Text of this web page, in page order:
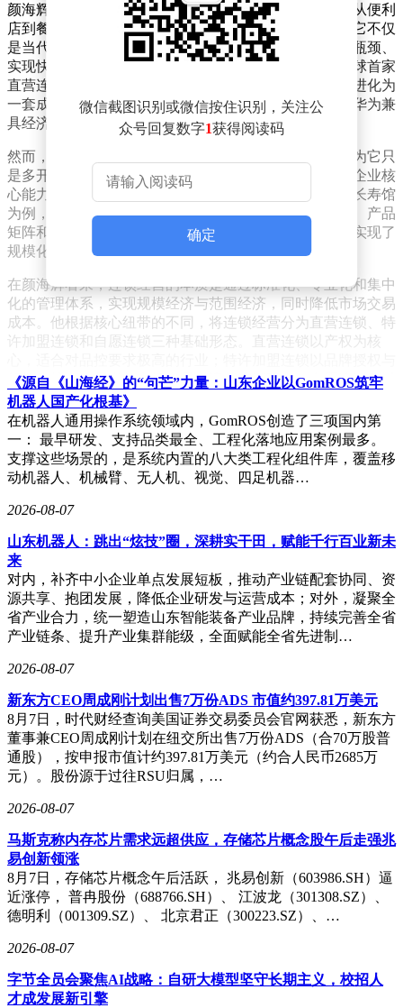
颜海辉指出，连锁经营已渗透到现代商业的各个角落，从便利
店到餐饮品牌，从健康服务馆到教育机构，无处不在。它不仅
是当代商业最具生命力的组织形态，更是企业突破发展瓶颈、
实现快速扩张和构建品牌壁垒的关键路径。自1859年全球首家
直营连锁体系诞生以来，连锁经营已从简单的门店扩张进化为
一套成熟的商业体系，其核心在于从单一盈利性组织升华为兼
具经济价值与社会价值的共生体。
然而，许多从业者对连锁经营的理解仍停留在表面，认为它只
是多开几家店而已。颜海辉强调，真正的连锁经营在于企业核
心能力的标准化输出与全链路资源的协同共生。以暨科长寿馆
为例，该品牌并未盲目复制门店，而是将健康管理体系、产品
矩阵和服务标准等核心资源同步复制到每个终端门店，实现了
规模化价值。
在颜海辉看来，连锁经营的本质是通过标准化、专业化和集中
化的管理体系，实现规模经济与范围经济，同时降低市场交易
成本。他根据核心纽带的不同，将连锁经营分为直营连锁、特
许加盟连锁和自愿连锁三种基础形态。直营连锁以产权为核
契约为核心，是当前市场上最主流的连锁形态；自愿连锁则以
共同利益为核心，多适用于区域中小零售主体的抱团发展。
颜海辉还提出了连锁经营的五层进阶理论，认为连锁经营的发
展是一个螺旋上升的层级进化过程。从交易协同层到运营管控
层，再到生态共生层、数据智能层，最终达到价值共同体层，
每一层都以前一层的能力为基础。他特别指出，生态共生层和
数据智能层是连锁经营实现长效发展的关键支撑，前者通过构
化运营。
在连锁经营的落地过程中，颜海辉强调标准化体系的重要性。
他认为，无论连锁经营进化到哪个层级，标准化都是不变的核
心支撑。他提出了一套由运营流程、训练复制和督导执行三大
闭环组成的连锁标准化体系，确保连锁体系能够实现规模化复
完善供应链体系，这是连锁扩张的前提和核心竞争力之一。
面对数字化时代带来的机遇与挑战，颜海辉认为连锁企业需要
平衡扩张速度与管控能力，实现标准化与灵活性的共生，并拥
抱数字化转型。他指出，消费升级和数字化工具的普及为连锁
经营带来了新的发展动力，但同时也带来了管理半径扩大、资
金压力、加盟管理和供应链不稳定等风险。为了规避这些风
险，连锁企业需要建立有效的管控机制、优化资金配置、规范
对于像暨科长寿馆这样的新兴连锁品牌，颜海辉给出了明确建
议：坚守“标准化、可复制、可进化”的核心原则，打磨成熟的
单店盈利模型，筑牢三大标准化体系，拥抱数字化转型，平衡
扩张速度与管控能力，兼顾品牌一致性与市场灵活性。只有这
微信截图识别或微信按住识别，关注公
众号回复数字1获得阅读码
确定
《源自《山海经》的“句芒”力量：山东企业以GomROS筑牢
机器人国产化根基》
在机器人通用操作系统领域内，GomROS创造了三项国内第
一： 最早研发、支持品类最全、工程化落地应用案例最多。
支撑这些场景的，是系统内置的八大类工程化组件库，覆盖移
动机器人、机械臂、无人机、视觉、四足机器…
2026-08-07
山东机器人：跳出“炫技”圈，深耕实干田，赋能千行百业新未
来
对内，补齐中小企业单点发展短板，推动产业链配套协同、资
源共享、抱团发展，降低企业研发与运营成本；对外，凝聚全
省产业合力，统一塑造山东智能装备产业品牌，持续完善全省
产业链条、提升产业集群能级，全面赋能全省先进制…
2026-08-07
新东方CEO周成刚计划出售7万份ADS 市值约397.81万美元
8月7日，时代财经查询美国证券交易委员会官网获悉，新东方
董事兼CEO周成刚计划在纽交所出售7万份ADS（合70万股普
通股），按申报市值计约397.81万美元（约合人民币2685万
元）。股份源于过往RSU归属，…
2026-08-07
马斯克称内存芯片需求远超供应，存储芯片概念股午后走强兆
易创新领涨
8月7日，存储芯片概念午后活跃， 兆易创新（603986.SH）逼
近涨停， 普冉股份（688766.SH）、 江波龙（301308.SZ）、
德明利（001309.SZ）、 北京君正（300223.SZ）、…
2026-08-07
字节全员会聚焦AI战略：自研大模型坚守长期主义，校招人
才成发展新引擎